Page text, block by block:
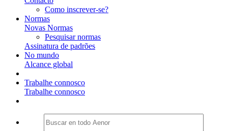
Como inscrever-se?
Normas
Novas Normas
Pesquisar normas
Assinatura de padrões
No mundo
Alcance global
Trabalhe connosco
Trabalhe connosco